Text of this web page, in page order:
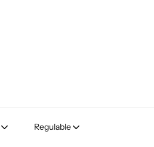
Regulable